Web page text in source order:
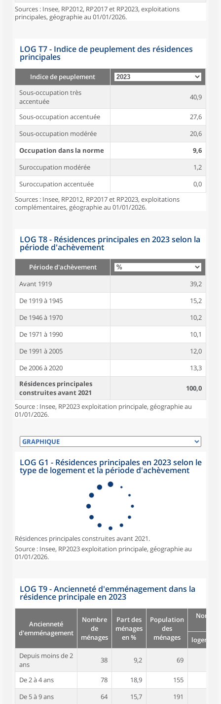
Sources : Insee, RP2012, RP2017 et RP2023, exploitations
principales, géographie au 01/01/2026.
LOG T7 - Indice de peuplement des résidences
principales
Indice de peuplement
Sous-occupation très
accentuée
40,9
Sous-occupation accentuée
27,6
Sous-occupation modérée
20,6
Occupation dans la norme
9,6
Suroccupation modérée
1,2
Suroccupation accentuée
0,0
Sources : Insee, RP2012, RP2017 et RP2023, exploitations
complémentaires, géographie au 01/01/2026.
LOG T8 - Résidences principales en 2023 selon la
période d'achèvement
Période d'achèvement
Avant 1919
39,2
De 1919 à 1945
15,2
De 1946 à 1970
10,2
De 1971 à 1990
10,1
De 1991 à 2005
12,0
De 2006 à 2020
13,3
Résidences principales
construites avant 2021
100,0
Source : Insee, RP2023 exploitation principale, géographie au
01/01/2026.
LOG G1 - Résidences principales en 2023 selon le
type de logement et la période d'achèvement
Résidences principales construites avant 2021.
Source : Insee, RP2023 exploitation principale, géographie au
01/01/2026.
LOG T9 - Ancienneté d'emménagement dans la
résidence principale en 2023
Ancienneté
d'emménagement
Nombre
de
ménages
Part des
ménages
en %
Population
des
ménages
logement
Depuis moins de 2
ans
38 9,2 69
De 2 à 4 ans 78 18,9 155
De 5 à 9 ans
64 15,7 191